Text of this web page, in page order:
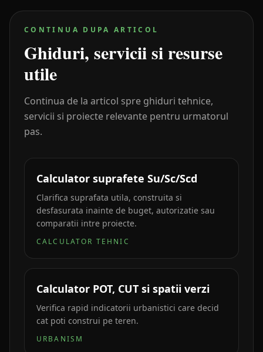
CONTINUA DUPA ARTICOL
Ghiduri, servicii si resurse
utile
Continua de la articol spre ghiduri tehnice,
servicii si proiecte relevante pentru urmatorul
pas.
Calculator suprafete Su/Sc/Scd
Clarifica suprafata utila, construita si
desfasurata inainte de buget, autorizatie sau
comparatii intre proiecte.
CALCULATOR TEHNIC
Calculator POT, CUT si spatii verzi
Verifica rapid indicatorii urbanistici care decid
cat poti construi pe teren.
URBANISM